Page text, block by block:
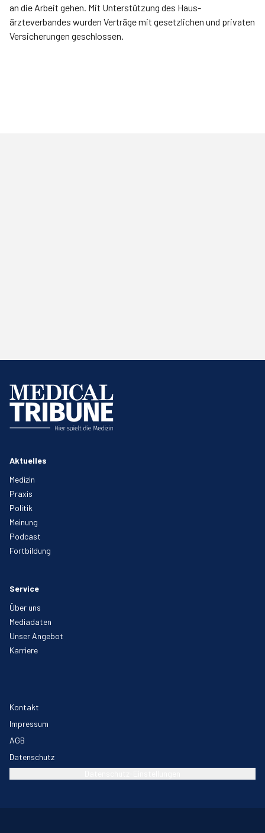
an die Arbeit gehen. Mit Unterstützung des Haus­
ärzteverbandes wurden Verträge mit gesetzlichen und privaten
Versicherungen geschlossen.
Aktuelles
Medizin
Praxis
Politik
Meinung
Podcast
Fortbildung
Service
Über uns
Mediadaten
Unser Angebot
Karriere
Kontakt
Impressum
AGB
Datenschutz